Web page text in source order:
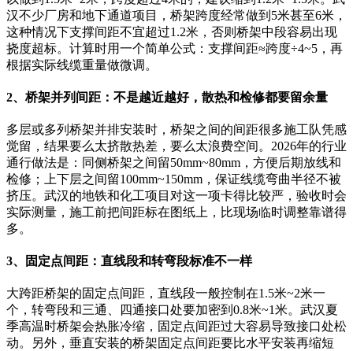
汉不少厂房和地下通道项目，桥架跨度经常做到5米甚至6米，
这种情况下支撑间距不宜超过1.2米，否则桥架中段容易出现
挠度超标。计算时用一个简单公式：支撑间距≈跨度÷4~5，再
根据实际线缆重量做微调。
2、桥架并列间距：不是越近越好，散热和检修都要留余量
多层或多列桥架并排安装时，桥架之间的间距很多施工队凭感
觉留，结果要么太挤散热差，要么太浪费空间。2026年的行业
通行做法是：同侧桥架之间留50mm~80mm，方便后期放线和
检修；上下层之间留100mm~150mm，保证线缆弯曲半径不被
挤压。武汉的地铁和化工项目对这一项卡得比较严，验收时会
实际测量，施工前把间距标在图纸上，比现场临时调整靠谱得
多。
3、固定点间距：直线段和转弯段标准不一样
大跨距桥架的固定点间距，直线段一般控制在1.5米~2米一
个，转弯段和三通、四通接口处要加密到0.8米~1米。武汉夏
季高温时桥架会热胀冷缩，固定点间距过大容易导致接口处松
动。另外，垂直安装的桥架固定点间距要比水平安装再缩短